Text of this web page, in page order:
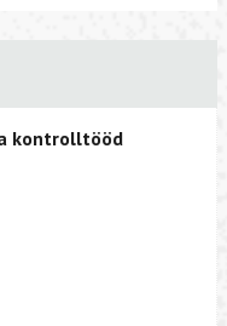
kontrolltööd